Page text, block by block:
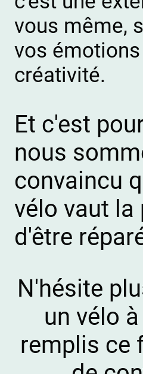
vous même,
vos
créativité.
Et c'est
nous
convaincu
vélo vaut la
d'être
N'hésite
un vélo
remplis ce